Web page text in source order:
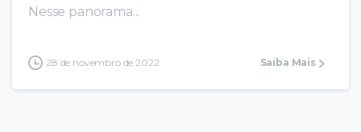
Nesse panorama...
28 de novembro de 2022 Saiba Mais